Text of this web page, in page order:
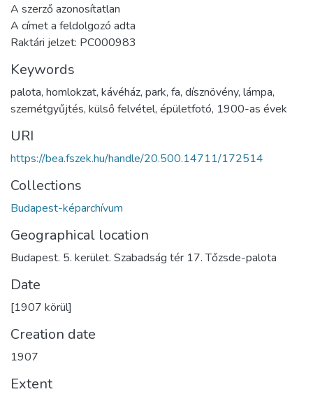
A szerző azonosítatlan
A címet a feldolgozó adta
Raktári jelzet: PC000983
Keywords
palota, homlokzat, kávéház, park, fa, dísznövény, lámpa,
szemétgyűjtés, külső felvétel, épületfotó, 1900-as évek
URI
https://bea.fszek.hu/handle/20.500.14711/172514
Collections
Budapest-képarchívum
Geographical location
Budapest. 5. kerület. Szabadság tér 17. Tőzsde-palota
Date
[1907 körül]
Creation date
1907
Extent